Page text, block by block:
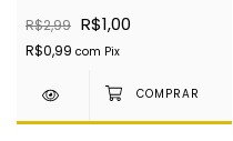
R$2,99 R$1,00
R$0,99 com Pix